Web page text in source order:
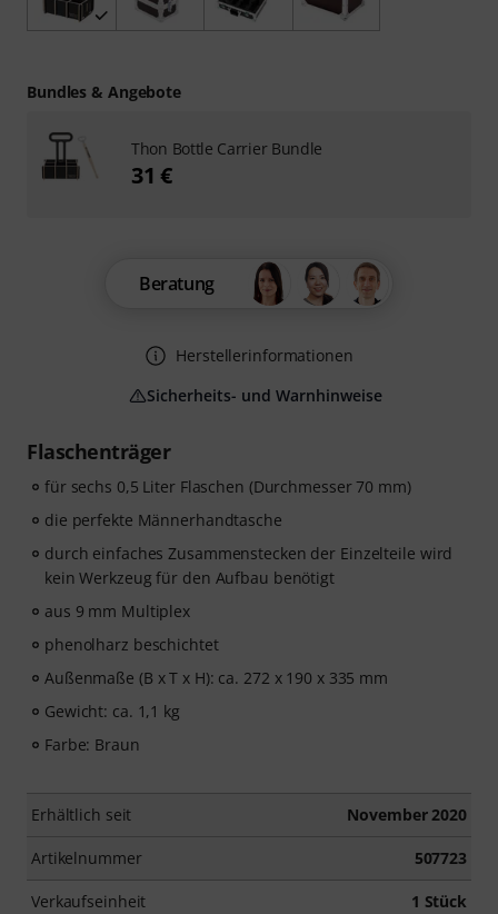
Flaschenträger
für sechs 0,5 Liter Flaschen (Durchmesser 70 mm)
die perfekte Männerhandtasche
durch einfaches Zusammenstecken der Einzelteile wird
kein Werkzeug für den Aufbau benötigt
aus 9 mm Multiplex
phenolharz beschichtet
Außenmaße (B x T x H): ca. 272 x 190 x 335 mm
Gewicht: ca. 1,1 kg
Farbe: Braun
Erhältlich seit November 2020
Artikelnummer 507723
Verkaufseinheit 1 Stück
Beratung
Herstellerinformationen
Sicherheits- und Warnhinweise
Bundles & Angebote
Thon Bottle Carrier Bundle
31 €